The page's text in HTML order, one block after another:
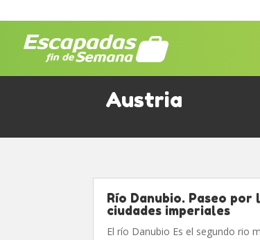
Austria
Río Danubio. Paseo por
ciudades imperiales
El río Danubio Es el segundo rio